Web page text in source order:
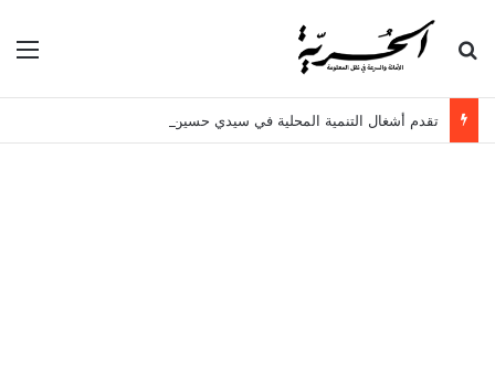
بحث عن
تقدم أشغال التنمية المحلية في سيدي حسين